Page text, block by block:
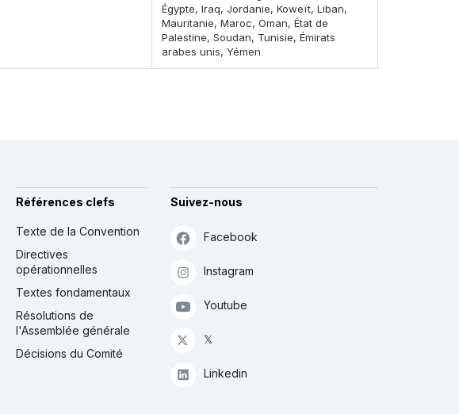
Égypte, Iraq, Jordanie, Koweït, Liban,
Mauritanie, Maroc, Oman, État de
Palestine, Soudan, Tunisie, Émirats
arabes unis, Yémen
Références clefs
Texte de la Convention
Directives
opérationnelles
Textes fondamentaux
Résolutions de
l'Assemblée générale
Décisions du Comité
Suivez-nous
Facebook
Instagram
Youtube
𝕏
Linkedin